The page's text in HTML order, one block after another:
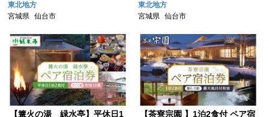
東北地方
宮城県
仙台市
東北地方
宮城県 仙台市
【篝火の湯 緑水亭】平休日1 【茶寮宗園 】1泊2食付 ペア宿